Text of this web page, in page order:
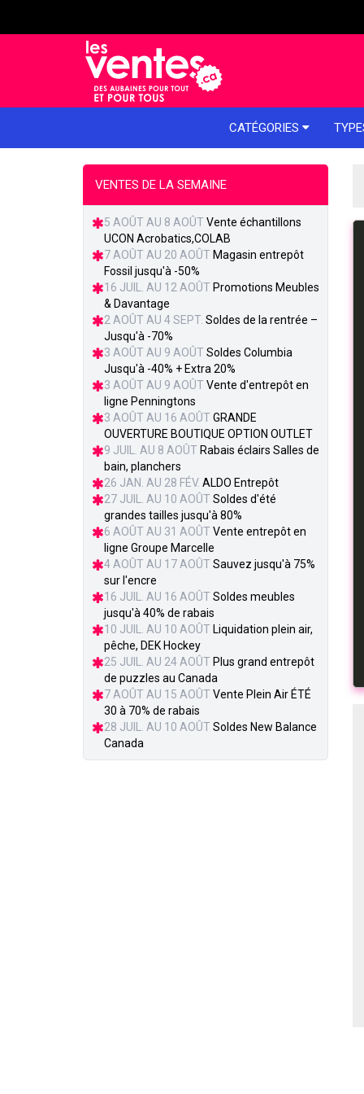
CATÉGORIES
VENTES DE LA SEMAINE
5 AOÛT AU 8 AOÛT Vente échantillons
UCON Acrobatics,COLAB
7 AOÛT AU 20 AOÛT Magasin entrepôt
Fossil jusqu'à -50%
16 JUIL. AU 12 AOÛT Promotions Meubles
& Davantage
2 AOÛT AU 4 SEPT. Soldes de la rentrée –
Jusqu'à -70%
3 AOÛT AU 9 AOÛT Soldes Columbia
Jusqu'à -40% + Extra 20%
3 AOÛT AU 9 AOÛT Vente d'entrepôt en
ligne Penningtons
3 AOÛT AU 16 AOÛT GRANDE
OUVERTURE BOUTIQUE OPTION OUTLET
9 JUIL. AU 8 AOÛT Rabais éclairs Salles de
bain, planchers
26 JAN. AU 28 FÉV. ALDO Entrepôt
27 JUIL. AU 10 AOÛT Soldes d'été
grandes tailles jusqu'à 80%
6 AOÛT AU 31 AOÛT Vente entrepôt en
ligne Groupe Marcelle
4 AOÛT AU 17 AOÛT Sauvez jusqu'à 75%
sur l'encre
16 JUIL. AU 16 AOÛT Soldes meubles
jusqu'à 40% de rabais
10 JUIL. AU 10 AOÛT Liquidation plein air,
pêche, DEK Hockey
25 JUIL. AU 24 AOÛT Plus grand entrepôt
de puzzles au Canada
7 AOÛT AU 15 AOÛT Vente Plein Air ÉTÉ
30 à 70% de rabais
28 JUIL. AU 10 AOÛT Soldes New Balance
Canada